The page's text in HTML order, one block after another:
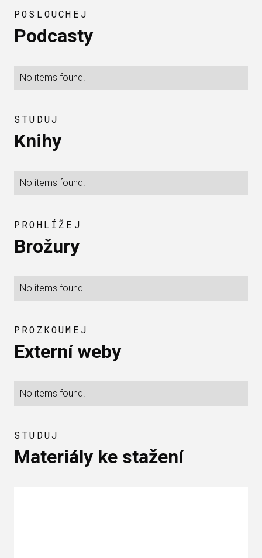
POSLOUCHEJ
Podcasty
No items found.
STUDUJ
Knihy
No items found.
PROHLÍŽEJ
Brožury
No items found.
PROZKOUMEJ
Externí weby
No items found.
STUDUJ
Materiály ke stažení